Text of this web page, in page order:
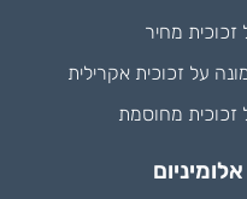
מחיר
על זכוכית אקרילית
מחוסמת